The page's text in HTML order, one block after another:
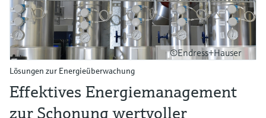
©Endress+Hauser
Lösungen zur Energieüberwachung
Effektives Energiemanagement
zur Schonung wertvoller